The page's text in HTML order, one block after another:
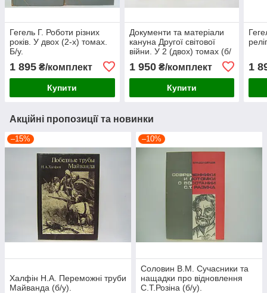
Гегель Г. Роботи різних
років. У двох (2-х) томах.
Б/у.
1 895 ₴/комплект
Купити
Документи та матеріали
кануна Другої світової
війни. У 2 (двох) томах (б/
1 950₴/комплект
Купити
1
Акційні пропозиції та новинки
–15%
Халфін Н.А. Переможні труби
Майванда (б/у).
–10%
Соловин В.М. Сучасники та
нащадки про відновлення
С.Т.Розіна (б/у).